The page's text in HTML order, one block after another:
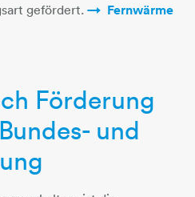
gefördert.
Fernwärme
Förderung
und